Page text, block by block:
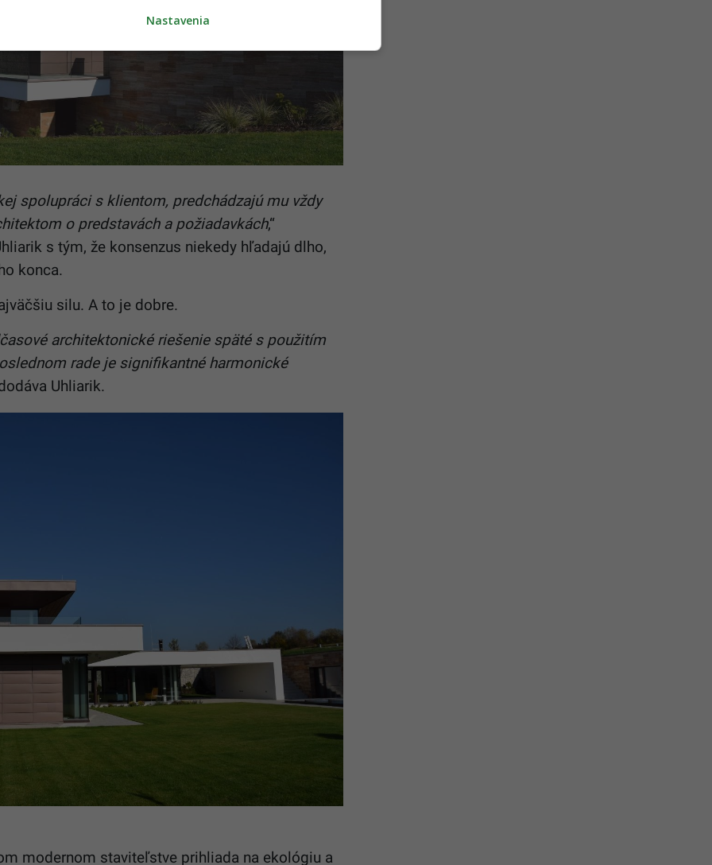
spolupráci s klientom, predchádzajú mu vždy
o predstavách a požiadavkách,“
s tým, že konsenzus niekedy hľadajú dlho,
konca.
silu. A to je dobre.
architektonické riešenie späté s použitím
rade je signifikantné harmonické
Uhliarik.
modernom staviteľstve prihliada na ekológiu a
Nastavenia